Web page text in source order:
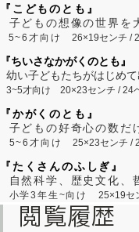
『こどものとも』
子どもの想像の世界を
5~6才向け26×19センチ /
『ちいさなかがくのとも』
幼い子どもたちがはじめて
3~5才向け 20×23センチ / 24
『かがくのとも』
子どもの好奇心の数だ
5~6才向け25×23センチ /
『たくさんのふしぎ』
自然科学、歴史文化、
小学3年生~向け 25×19セ
閲覧履歴